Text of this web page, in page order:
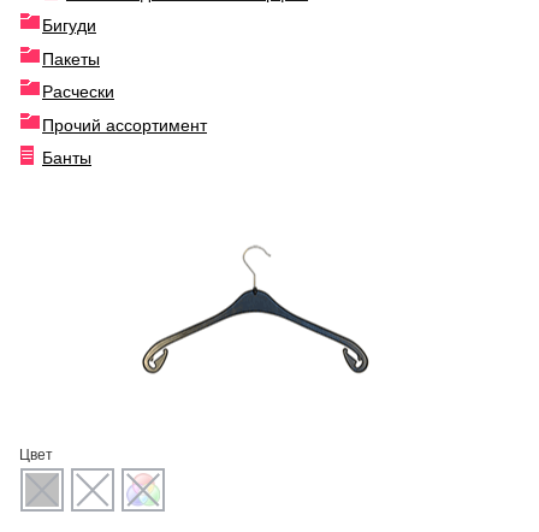
Бигуди
Пакеты
Расчески
Прочий ассортимент
Банты
Цвет